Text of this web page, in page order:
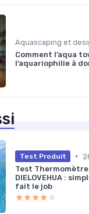
Aquascaping et
Comment l’aqua
l’aquariophilie à
Test Produit •
Test
DIELOVEHUA :
fait le job
★★★★★
★★★★★